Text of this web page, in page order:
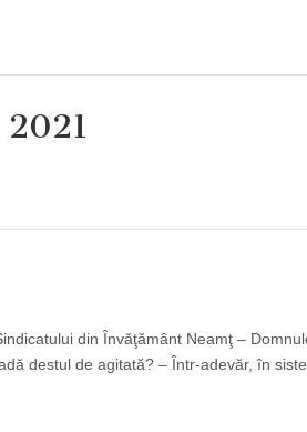
din Învăţământ Neamţ –
destul de agitată? – Într-adevăr, în